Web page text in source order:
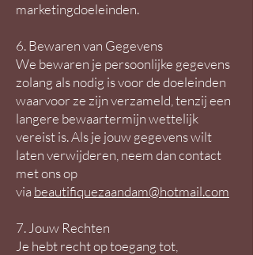
marketingdoeleinden.
6. Bewaren van Gegevens
We bewaren je persoonlijke gegevens
zolang als nodig is voor de doeleinden
waarvoor ze zijn verzameld, tenzij een
langere bewaartermijn wettelijk
vereist is. Als je jouw gegevens wilt
laten verwijderen, neem dan contact
met ons op
via beautifiquezaandam@hotmail.com
7. Jouw Rechten
Je hebt recht op toegang tot,